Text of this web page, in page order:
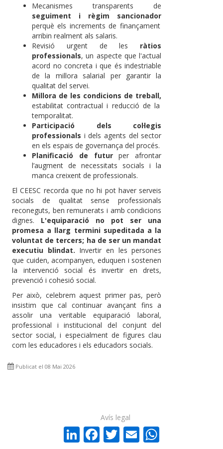
Mecanismes transparents de
seguiment i règim sancionador
perquè els increments de finançament
arribin realment als salaris.
Revisió urgent de les ràtios
professionals, un aspecte que l'actual
acord no concreta i que és indestriable
de la millora salarial per garantir la
qualitat del servei.
Millora de les condicions de treball,
estabilitat contractual i reducció de la
temporalitat.
Participació dels col·legis
professionals i dels agents del sector
en els espais de governança del procés.
Planificació de futurper afrontar
l’augment de necessitats socials i la
manca creixent de professionals.
El CEESC recorda que no hi pot haver serveis
socials de qualitat sense professionals
reconeguts, ben remunerats i amb condicions
dignes. L'equiparació no pot ser una
promesa a llarg termini supeditada a la
voluntat de tercers; ha de ser un mandat
executiu blindat. Invertir en les persones
que cuiden, acompanyen, eduquen i sostenen
la intervenció social és invertir en drets,
prevenció i cohesió social.
Per això, celebrem aquest primer pas, però
insistim que cal continuar avançant fins a
assolir una veritable equiparació laboral,
professional i institucional del conjunt del
sector social, i especialment de figures clau
com les educadores i els educadors socials.
Publicat el 08 Mai 2026
LinkedIn
Facebook
Twitter
Email
Avís legal